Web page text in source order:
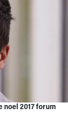
noel 2017 forum